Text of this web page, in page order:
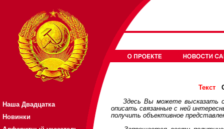
Наша Двадцатка
Новинки
Текст
Здесь Вы можете высказать
описать связанные с ней
получить объективное